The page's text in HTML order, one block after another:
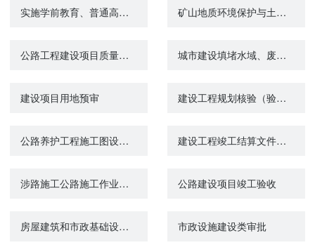
实施学前教育、普通高中教育及中等职业教育的民办学校设立审批 矿山地质环境保护与土地复垦方案
公路工程建设项目质量鉴定 城市建设填堵水域、废除围堤审核
建设项目用地预审 建设工程规划核验（验收）
公路养护工程施工图设计审批 建设工程竣工结算文件备案
涉路施工公路施工作业验收 公路建设项目竣工验收
房屋建筑和市政基础设施工程竣工验收备案 市政设施建设类审批